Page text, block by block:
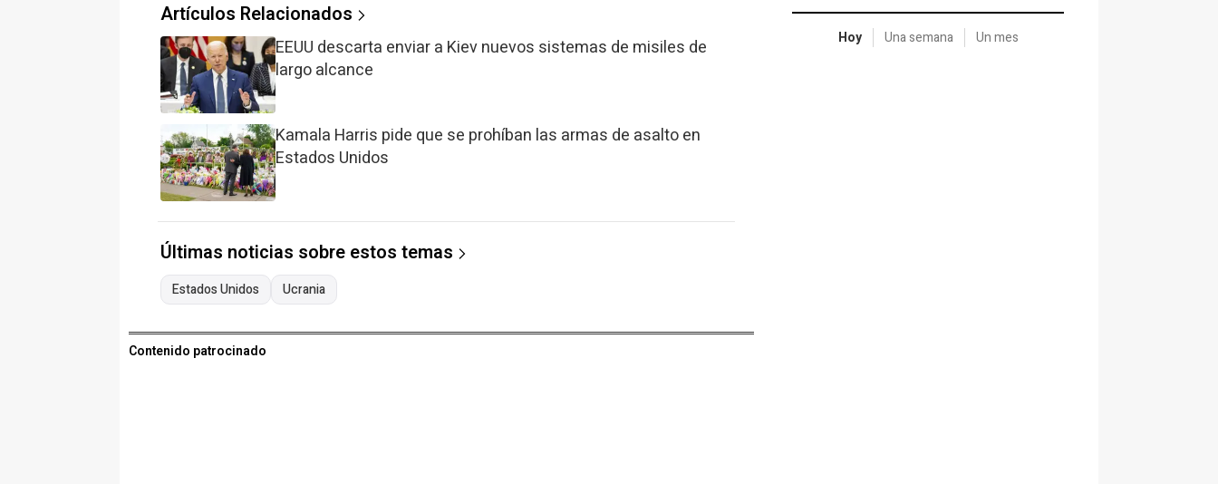
Artículos Relacionados
EEUU descarta enviar a Kiev nuevos sistemas de misiles de
largo alcance
Kamala Harris pide que se prohíban las armas de asalto en
Estados Unidos
Últimas noticias sobre estos temas
Estados Unidos Ucrania
Contenido patrocinado
Hoy Una semana Un mes